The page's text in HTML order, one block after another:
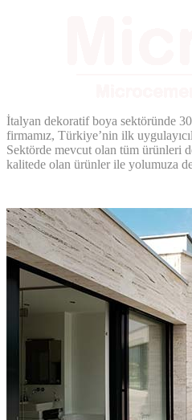
İtalyan dekoratif boya sektöründe
firmamız, Türkiye’nin ilk
Sektörde mevcut olan tüm ürünleri
kalitede olan ürünler ile yolumuza